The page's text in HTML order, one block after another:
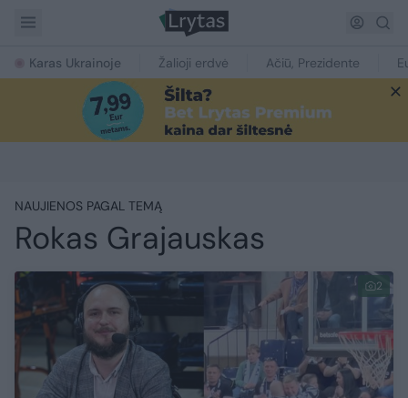
Karas Ukrainoje Žalioji erdvė Ačiū, Prezidente
NAUJIENOS PAGAL TEMĄ
Rokas Grajauskas
2